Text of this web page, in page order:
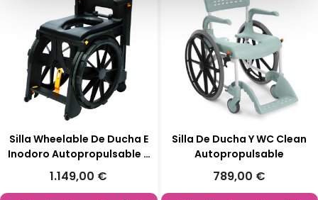
Silla Wheelable De Ducha E
Inodoro Autopropulsable Y
Plegable
1.149,00 €
Silla De Ducha Y WC Clean
Autopropulsable
789,00 €